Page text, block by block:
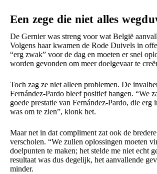
Een zege die niet alles
De Gernier was streng voor wat België
Volgens haar kwamen de Rode Duivels in
“erg zwak” voor de dag en moeten er snel
worden gevonden om meer doelgevaar te
Toch zag ze niet alleen problemen. De
Fernández-Pardo bleef positief hangen. “We
goede prestatie van Fernández-Pardo, die erg
was om te zien”, klonk het.
Maar net in dat compliment zat ook de
verscholen. “We zullen oplossingen moeten
doelpunten te maken; het stelde me niet echt
resultaat was dus degelijk, het aanvallende
minder.